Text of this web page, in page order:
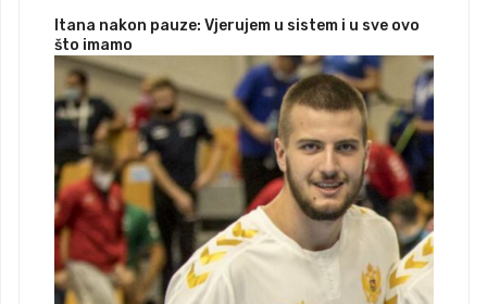
Itana nakon pauze: Vjerujem u sistem i u sve ovo
što imamo